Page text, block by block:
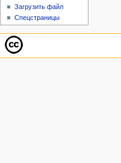
Загрузить файл
Спецстраницы